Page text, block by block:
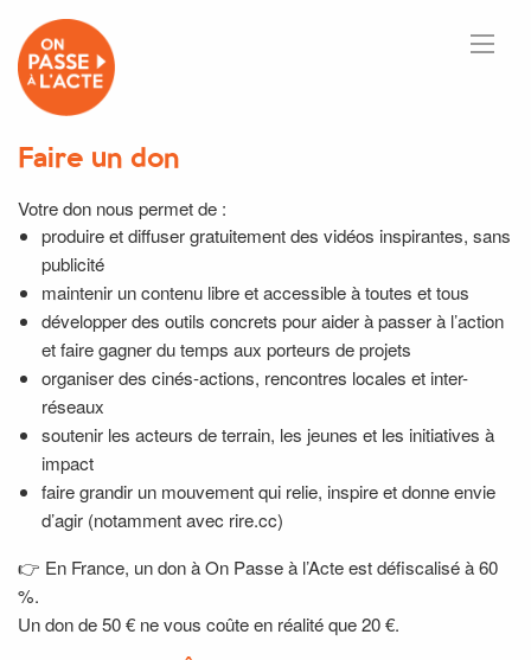
Faire un don
Votre don nous permet de :
produire et diffuser gratuitement des vidéos inspirantes, sans
publicité
maintenir un contenu libre et accessible à toutes et tous
développer des outils concrets pour aider à passer à l’action
et faire gagner du temps aux porteurs de projets
organiser des cinés-actions, rencontres locales et inter-
réseaux
soutenir les acteurs de terrain, les jeunes et les initiatives à
impact
faire grandir un mouvement qui relie, inspire et donne envie
d’agir (notamment avec rire.cc)
👉 En France, un don à On Passe à l’Acte est défiscalisé à 60
%.
Un don de 50 € ne vous coûte en réalité que 20 €.